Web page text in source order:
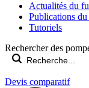
Actualités du
Publications
Tutoriels
Rechercher des
Devis comparatif